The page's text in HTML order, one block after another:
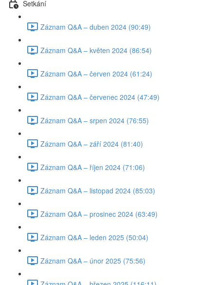
Setkání
Záznam Q&A – duben 2024 (90:49)
Záznam Q&A – květen 2024 (86:54)
Záznam Q&A – červen 2024 (61:24)
Záznam Q&A – červenec 2024 (47:49)
Záznam Q&A – srpen 2024 (76:55)
Záznam Q&A – září 2024 (81:40)
Záznam Q&A – říjen 2024 (71:06)
Záznam Q&A – listopad 2024 (85:03)
Záznam Q&A – prosinec 2024 (63:49)
Záznam Q&A – leden 2025 (50:04)
Záznam Q&A – únor 2025 (75:56)